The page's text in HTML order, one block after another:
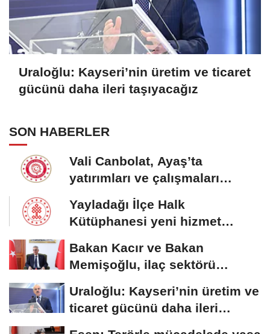
Uraloğlu: Kayseri’nin üretim ve ticaret
gücünü daha ileri taşıyacağız
SON HABERLER
Vali Canbolat, Ayaş’ta
yatırımları ve çalışmaları
Yayladağı İlçe Halk
Kütüphanesi yeni hizmet
Bakan Kacır ve Bakan
Memişoğlu, ilaç sektörü
Uraloğlu: Kayseri’nin üretim ve
ticaret gücünü daha ileri